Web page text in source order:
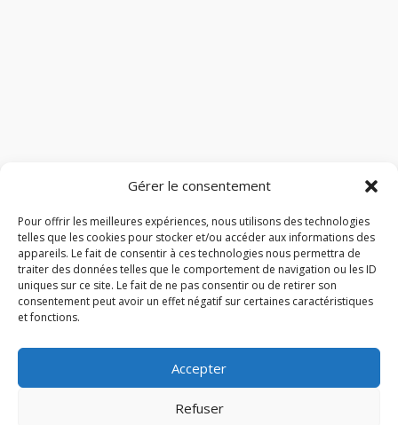
Gérer le consentement
Pour offrir les meilleures expériences, nous utilisons des technologies
telles que les cookies pour stocker et/ou accéder aux informations des
appareils. Le fait de consentir à ces technologies nous permettra de
traiter des données telles que le comportement de navigation ou les ID
uniques sur ce site. Le fait de ne pas consentir ou de retirer son
consentement peut avoir un effet négatif sur certaines caractéristiques
et fonctions.
Accepter
Refuser